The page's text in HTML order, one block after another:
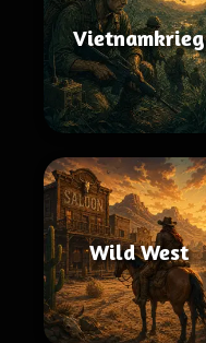
Vietnamkrieg
Wild West